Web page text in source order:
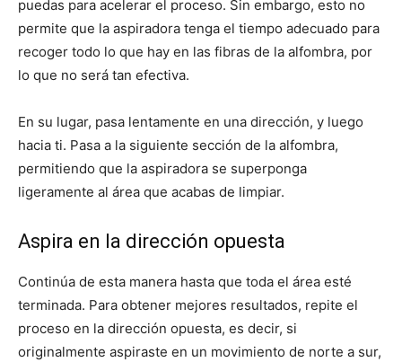
puedas para acelerar el proceso. Sin embargo, esto no
permite que la aspiradora tenga el tiempo adecuado para
recoger todo lo que hay en las fibras de la alfombra, por
lo que no será tan efectiva.
En su lugar, pasa lentamente en una dirección, y luego
hacia ti. Pasa a la siguiente sección de la alfombra,
permitiendo que la aspiradora se superponga
ligeramente al área que acabas de limpiar.
Aspira en la dirección opuesta
Continúa de esta manera hasta que toda el área esté
terminada. Para obtener mejores resultados, repite el
proceso en la dirección opuesta, es decir, si
originalmente aspiraste en un movimiento de norte a sur,